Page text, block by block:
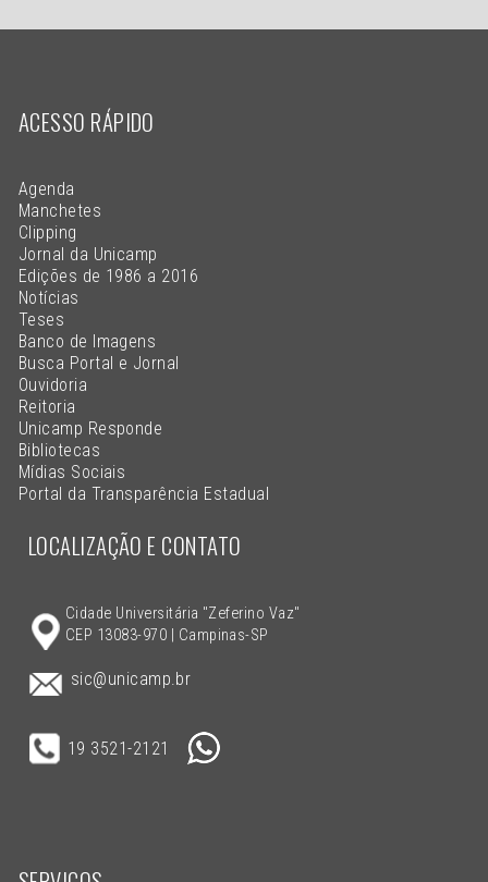
ACESSO RÁPIDO
Agenda
Manchetes
Clipping
Jornal da Unicamp
Edições de 1986 a 2016
Notícias
Teses
Banco de Imagens
Busca Portal e Jornal
Ouvidoria
Reitoria
Unicamp Responde
Bibliotecas
Mídias Sociais
Portal da Transparência Estadual
LOCALIZAÇÃO E CONTATO
Cidade Universitária "Zeferino Vaz"
CEP 13083-970 | Campinas-SP
sic@unicamp.br
19 3521-2121